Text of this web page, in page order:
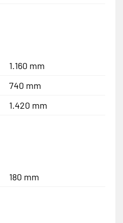
1.160 mm
740 mm
1.420 mm
180 mm